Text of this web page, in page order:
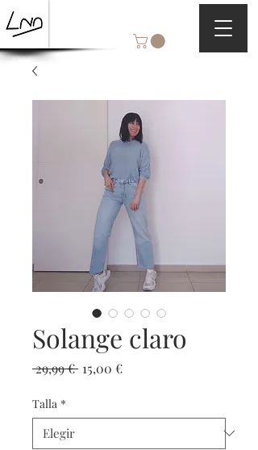
Solange claro
29,99 € Precio
15,00 €Precio de oferta
Talla *